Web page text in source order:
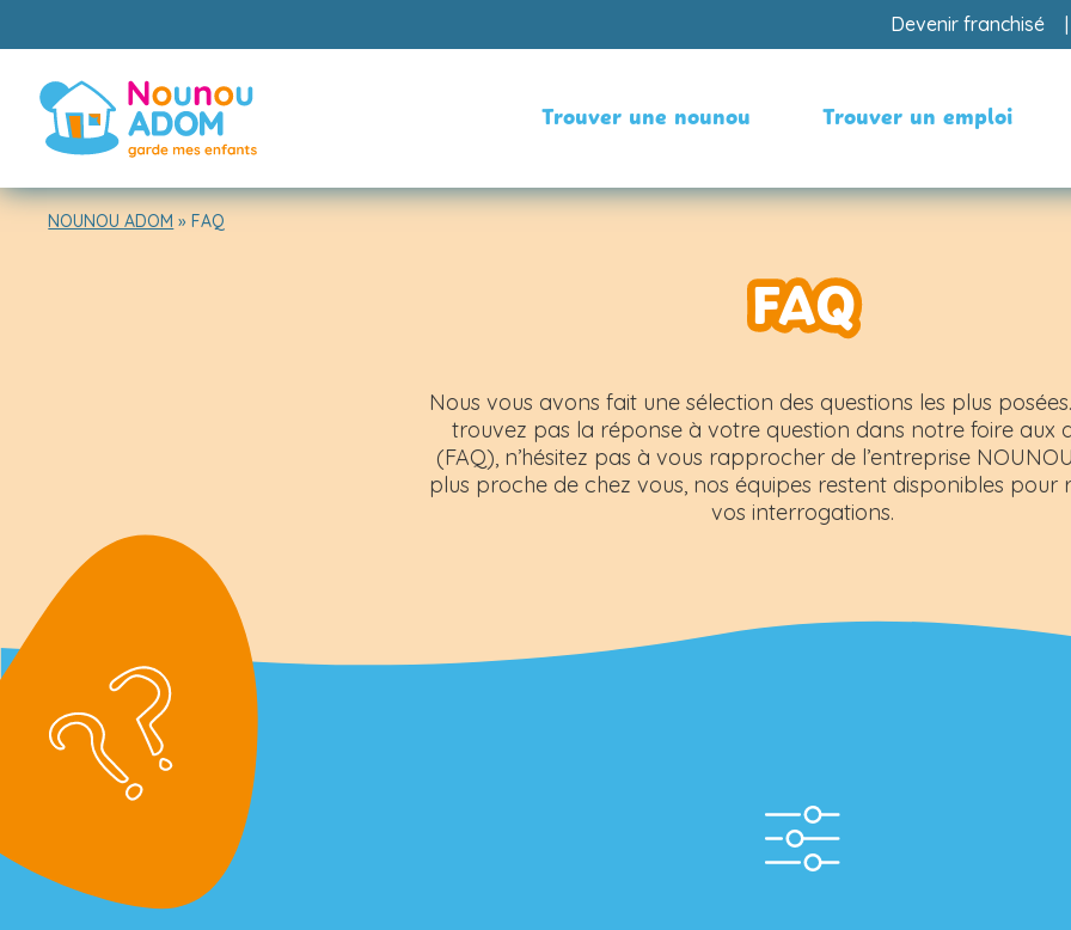
Devenir franchisé
Trouver une nounou Trouver un emploi
NOUNOU ADOM »FAQ
FAQ
Nous vous avons fait une sélection des questions les plus
trouvez pas la réponse à votre question dans notre foire aux
(FAQ), n’hésitez pas à vous rapprocher de l’entreprise
plus proche de chez vous, nos équipes restent disponibles pour
vos interrogations.